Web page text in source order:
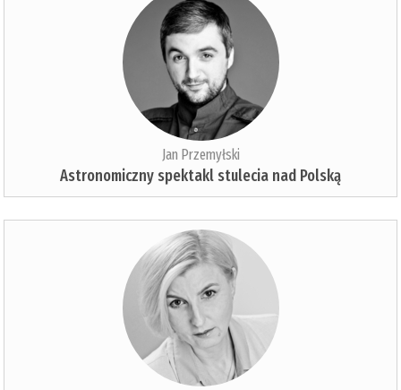
Jan Przemyłski
Astronomiczny spektakl stulecia nad Polską